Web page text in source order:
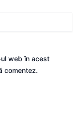
web în acest
comentez.